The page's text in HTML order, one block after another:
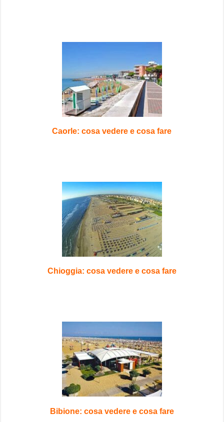
Caorle: cosa vedere e cosa fare
Chioggia: cosa vedere e cosa fare
Bibione: cosa vedere e cosa fare